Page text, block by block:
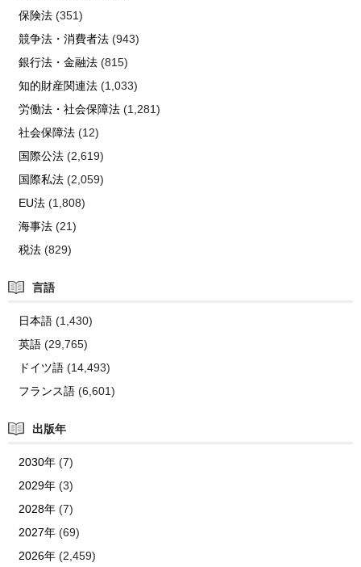
保険法(351)
競争法・消費者法(943)
銀行法・金融法(815)
知的財産関連法(1,033)
労働法・社会保障法(1,281)
社会保障法(12)
国際公法(2,619)
国際私法(2,059)
EU法(1,808)
海事法(21)
税法(829)
言語
日本語(1,430)
英語(29,765)
ドイツ語(14,493)
フランス語(6,601)
出版年
2030年(7)
2029年(3)
2028年(7)
2027年(69)
2026年(2,459)